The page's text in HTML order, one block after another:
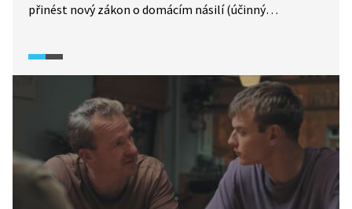
přinést nový zákon o domácím násilí (účinný
Klíčovými novinkami jsou jednotná definice domácího
násilí, povinnost policie okamžitě chránit oběť (např.
zabavením zbraně útočníkovi) a závazek soudů
přihlížet k těmto okolnostem při rozhodování o péči
o děti. Odborníci zároveň upozorňují na přetrvávající
slabiny systému, policie často neví, zda jde o trestný
čin, a mnoho případů se ani nedostane k soudu.
Statistiky ukazují, že problém je velmi rozšířený: 22 %